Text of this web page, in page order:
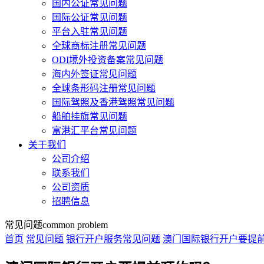
国内公证常见问题
国际公证常见问题
平台入驻常见问题
全球商标注册常见问题
ODI境外投资备案常见问题
海内外签证常见问题
全球条形码注册常见问题
国际驾照及香港驾照常见问题
船舶挂旗常见问题
富港汇平台常见问题
关于我们
公司介绍
联系我们
公司资质
招聘信息
常见问题common problem
首页 常见问题 银行开户服务常见问题 澳门国际银行开户要提